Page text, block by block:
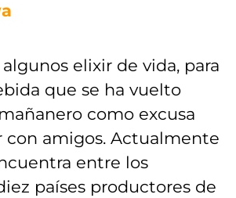
algunos elixir de vida, para
que se ha vuelto
como excusa
con amigos. Actualmente
entre los
países productores de